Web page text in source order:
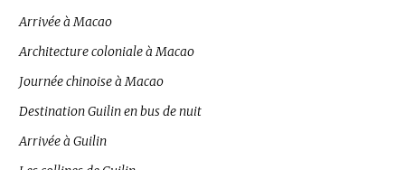
Arrivée à Macao
Architecture coloniale à Macao
Journée chinoise à Macao
Destination Guilin en bus de nuit
Arrivée à Guilin